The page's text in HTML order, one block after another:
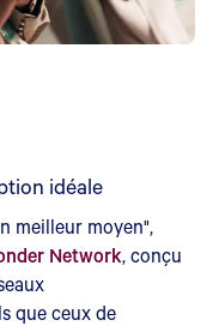
idéale
meilleur moyen",
Network, conçu
que ceux de